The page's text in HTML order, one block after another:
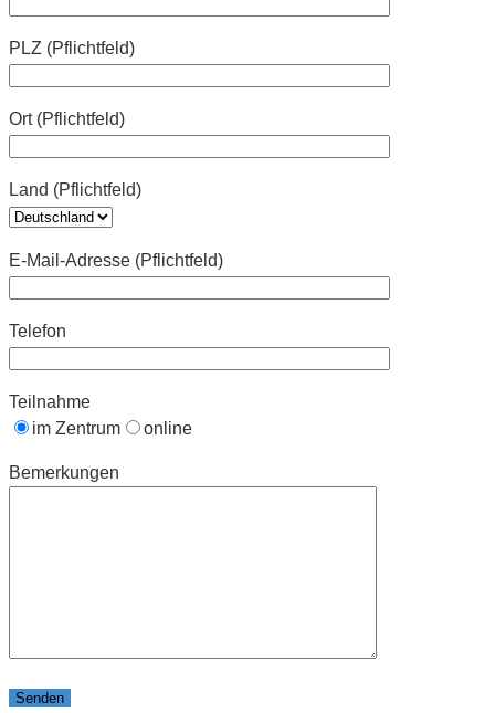
PLZ (Pflichtfeld)
Ort (Pflichtfeld)
Land (Pflichtfeld)
E-Mail-Adresse (Pflichtfeld)
Telefon
Teilnahme
im Zentrum
online
Bemerkungen
Bitte lasse dieses Feld leer.